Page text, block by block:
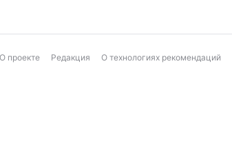
О проекте Редакция О технологиях рекомендаций